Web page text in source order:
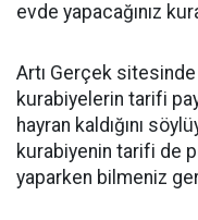
evde yapacağınız
Artı Gerçek
kurabiyelerin tarifi
hayran kaldığını
kurabiyenin tarifi de
yaparken bilmeniz